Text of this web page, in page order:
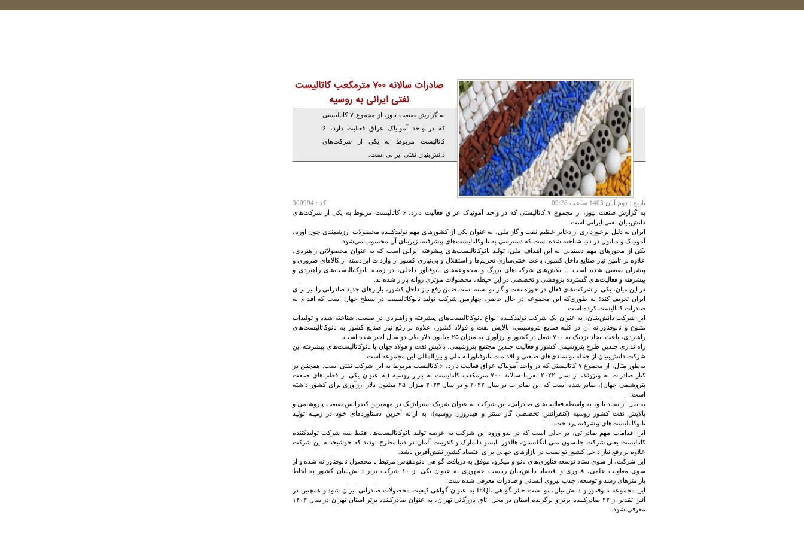
صادرات سالانه ۷۰۰ مترمکعب کاتالیست
نفتی ایرانی به روسیه
به گزارش صنعت نیوز، از مجموع ۷ کاتالیستی
که در واحد آمونیاک عراق فعالیت دارد، ۶
کاتالیست مربوط به یکی از شرکت‌های
دانش‌بنیان نفتی ایرانی است.
تاريخ : دوم آبان 1403 ساعت 09:28
کد : 300994
به گزارش صنعت نیوز، از مجموع ۷ کاتالیستی که در واحد آمونیاک عراق فعالیت دارد، ۶ کاتالیست مربوط به یکی از شرکت‌های
دانش‌بنیان نفتی ایرانی است.
ایران به دلیل برخورداری از ذخایر عظیم نفت و گاز ملی، به عنوان یکی از کشورهای مهم تولیدکننده محصولات ارزشمندی چون اوره،
آمونیاک و متانول در دنیا شناخته شده است که دسترسی به نانوکاتالیست‌های پیشرفته، زیربنای آن محسوب می‌شود.
یکی از محورهای مهم دستیابی به این اهداف ملی، تولید نانوکاتالیست‌های پیشرفته ایرانی است که به عنوان محصولاتی راهبردی،
علاوه بر تامین نیاز صنایع داخل کشور، باعث خنثی‌سازی تحریم‌ها و استقلال و بی‌نیازی کشور از واردات این‌دسته از کالاهای ضروری و
پیشران صنعتی شده است. با تلاش‌های شرکت‌های بزرگ و مجموعه‌های نانوفناور داخلی، در زمینه نانوکاتالیست‌های راهبردی و
پیشرفته و فعالیت‌های گسترده پژوهشی و تخصصی در این حیطه، محصولات مؤثری روانه بازار شده‌اند.
در این میان، یکی از شرکت‌های فعال در حوزه نفت و گاز توانسته است ضمن رفع نیاز داخل کشور، بازارهای جدید صادراتی را نیز برای
ایران تعریف کند؛ به طوری‌که این مجموعه در حال حاضر، چهارمین شرکت تولید نانوکاتالیست در سطح جهان است که اقدام به
صادرات کاتالیست کرده است.
این شرکت دانش‌بنیان، به عنوان یک شرکت تولیدکننده انواع نانوکاتالیست‌های پیشرفته و راهبردی در صنعت، شناخته شده و تولیدات
متنوع و نانوفناورانه آن در کلیه صنایع پتروشیمی، پالایش نفت و فولاد کشور، علاوه بر رفع نیاز صنایع کشور به نانوکاتالیست‌های
راهبردی، باعث ایجاد نزدیک به ۷۰۰ شغل در کشور و ارزآوری به میزان ۲۵ میلیون دلار طی دو سال اخیر شده است.
راه‌اندازی چندین طرح پتروشیمی کشور و فعالیت چندین مجتمع پتروشیمی، پالایش نفت و فولاد جهان با نانوکاتالیست‌های پیشرفته این
شرکت دانش‌بنیان از جمله توانمندی‌های صنعتی و اقدامات نانوفناورانه ملی و بین‌المللی این مجموعه است.
به‌طور مثال، از مجموع ۷ کاتالیستی که در واحد آمونیاک عراق فعالیت دارد، ۶ کاتالیست مربوط به این شرکت نفتی است. همچنین در
کنار صادرات به ونزوئلا، از سال ۲۰۲۲ تقریبا سالانه ۷۰۰ مترمکعب کاتالیست به بازار روسیه (به عنوان یکی از قطب‌های صنعت
پتروشیمی جهان)، صادر شده است که این صادرات در سال ۲۰۲۲ و در سال ۲۰۲۳ میزان ۲۵ میلیون دلار ارزآوری برای کشور داشته
است.
به نقل از ستاد نانو، به واسطه فعالیت‌های صادراتی، این شرکت به عنوان شریک استراتژیک در مهم‌ترین کنفرانس صنعت پتروشیمی و
پالایش نفت کشور روسیه (کنفرانس تخصصی گاز سنتز و هیدروژن روسیه)، به ارائه آخرین دستاوردهای خود در زمینه تولید
نانوکاتالیست‌های پیشرفته پرداخت.
این اقدامات مهم صادراتی، در حالی است که در بدو ورود این شرکت به عرصه تولید نانوکاتالیست‌ها، فقط سه شرکت تولیدکننده
کاتالیست یعنی شرکت جانسون متی انگلستان، هالدور تاپسو دانمارک و کلارینت آلمان در دنیا مطرح بودند که خوشبختانه این شرکت
علاوه بر رفع نیاز داخل کشور توانست در بازارهای جهانی برای اقتصاد کشور نقش‌آفرین باشد.
این شرکت، از سوی ستاد توسعه فناوری‌های نانو و میکرو، موفق به دریافت گواهی نانومقیاس مرتبط با محصول نانوفناورانه شده و از
سوی معاونت علمی، فناوری و اقتصاد دانش‌بنیان ریاست جمهوری به عنوان یکی از ۱۰ شرکت برتر دانش‌بنیان کشور به لحاظ
پارامترهای رشد و توسعه، جذب نیروی انسانی و صادرات معرفی شده‌است.
این مجموعه نانوفناور و دانش‌بنیان، توانست حائز گواهی IEQL به عنوان گواهی کیفیت محصولات صادراتی ایران شود و همچنین در
آئین تقدیر از ۲۲ صادرکننده برتر و برگزیده استان در محل اتاق بازرگانی تهران، به عنوان صادرکننده برتر استان تهران در سال ۱۴۰۳
معرفی شود.